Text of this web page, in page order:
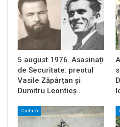
5 august 1976. Asasinați
de Securitate: preotul
Vasile Zăpârțan și
Dumitru Leontieș…
Cultură